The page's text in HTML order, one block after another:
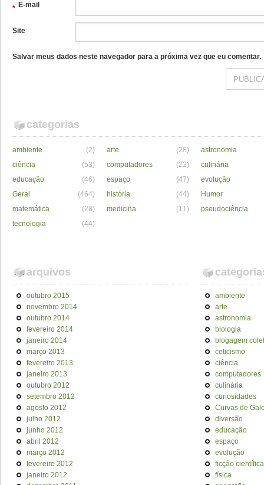
E-mail
*
Site
Salvar meus dados neste navegador para a próxima vez que eu comentar.
categorias
ambiente (2) arte (28)
astronomia
ciência
(53) computadores (22)
culinária
educação
(46) espaço (47)
evolução
Geral
(464) história (44)
Humor
matemática
(28) medicina (11)
pseudociência
tecnologia
(44)
arquivos
outubro 2015
novembro 2014
outubro 2014
fevereiro 2014
janeiro 2014
março 2013
fevereiro 2013
janeiro 2013
outubro 2012
setembro 2012
agosto 2012
julho 2012
junho 2012
abril 2012
março 2012
fevereiro 2012
janeiro 2012
ambiente
arte
astronomia
biologia
blogagem
ceticismo
ciência
computadores
culinária
curiosidades
Curvas de
diversão
educação
espaço
evolução
ficção científica
física